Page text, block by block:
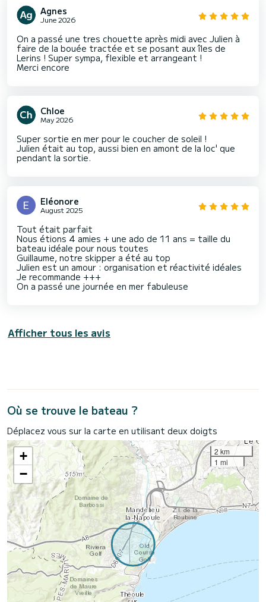
Agnes
June 2026
On a passé une tres chouette après midi avec Julien à
faire de la bouée tractée et se posant aux îles de
Lerins ! Super sympa, flexible et arrangeant !
Merci encore ️
Chloe
May 2026
Super sortie en mer pour le coucher de soleil !
Julien était au top, aussi bien en amont de la loc' que
pendant la sortie.
Eléonore
August 2025
Tout était parfait
Nous étions 4 amies + une ado de 11 ans = taille du
bateau idéale pour nous toutes
Guillaume, notre skipper a été au top
Julien est un amour : organisation et réactivité idéales
Je recommande +++
On a passé une journée en mer fabuleuse
Afficher tous les avis
Où se trouve le bateau ?
Déplacez vous sur la carte en utilisant deux doigts
+
−
2 km
1 mi